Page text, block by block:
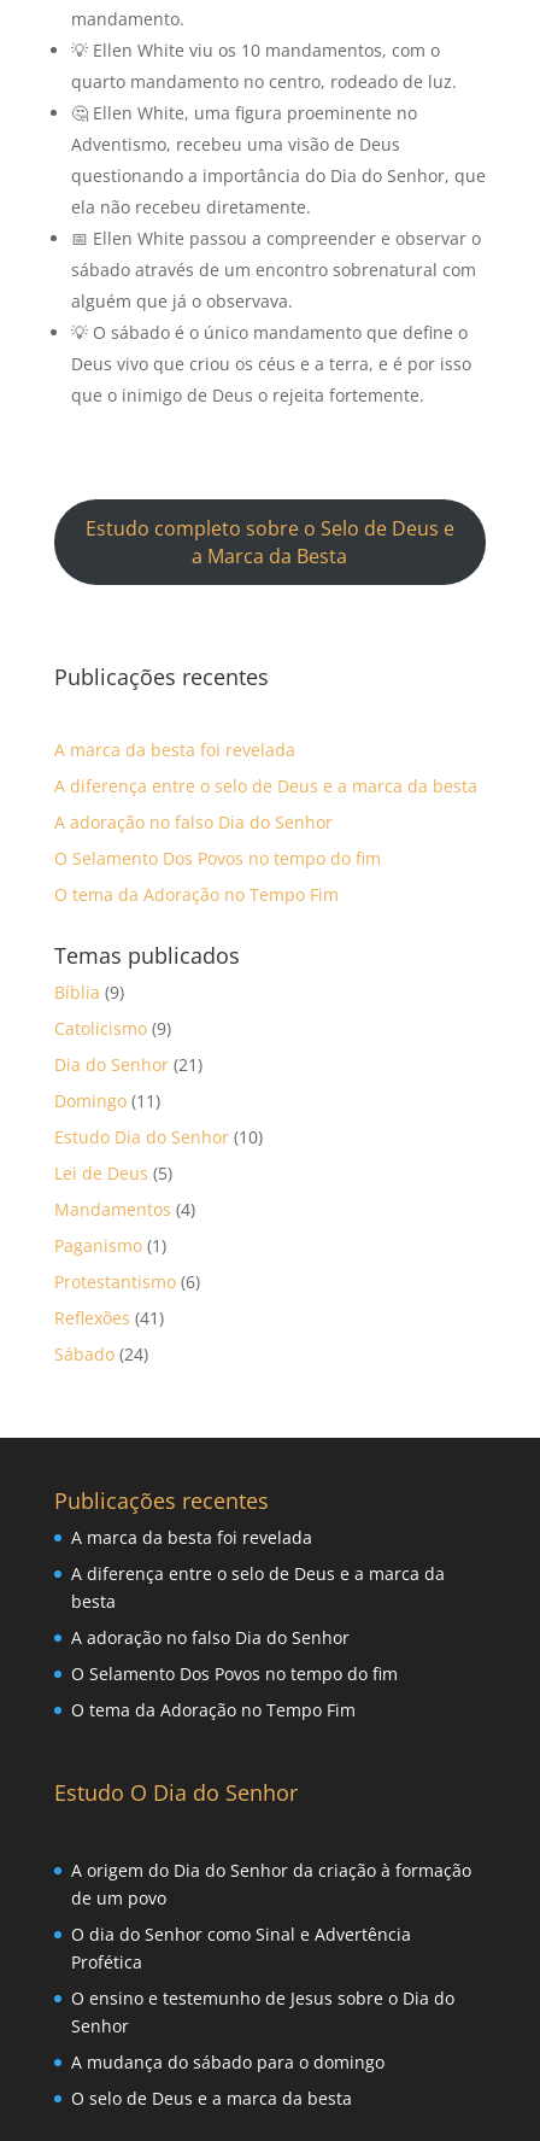
mandamento.
💡 Ellen White viu os 10 mandamentos, com o
quarto mandamento no centro, rodeado de luz.
🤔 Ellen White, uma figura proeminente no
Adventismo, recebeu uma visão de Deus
questionando a importância do Dia do Senhor, que
ela não recebeu diretamente.
📅 Ellen White passou a compreender e observar o
sábado através de um encontro sobrenatural com
alguém que já o observava.
💡 O sábado é o único mandamento que define o
Deus vivo que criou os céus e a terra, e é por isso
que o inimigo de Deus o rejeita fortemente.
Estudo completo sobre o Selo de Deus e
a Marca da Besta
Publicações recentes
A marca da besta foi revelada
A diferença entre o selo de Deus e a marca da besta
A adoração no falso Dia do Senhor
O Selamento Dos Povos no tempo do fim
O tema da Adoração no Tempo Fim
Temas publicados
Bíblia (9)
Catolicismo(9)
Dia do Senhor(21)
Domingo(11)
Estudo Dia do Senhor(10)
Lei de Deus (5)
Mandamentos (4)
Paganismo(1)
Protestantismo(6)
Reflexões (41)
Sábado(24)
Publicações recentes
A marca da besta foi revelada
A diferença entre o selo de Deus e a marca da
besta
A adoração no falso Dia do Senhor
O Selamento Dos Povos no tempo do fim
O tema da Adoração no Tempo Fim
Estudo O Dia do Senhor
A origem do Dia do Senhor da criação à formação
de um povo
O dia do Senhor como Sinal e Advertência
Profética
O ensino e testemunho de Jesus sobre o Dia do
Senhor
A mudança do sábado para o domingo
O selo de Deus e a marca da besta